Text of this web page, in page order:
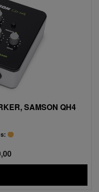
SAMSON QH4